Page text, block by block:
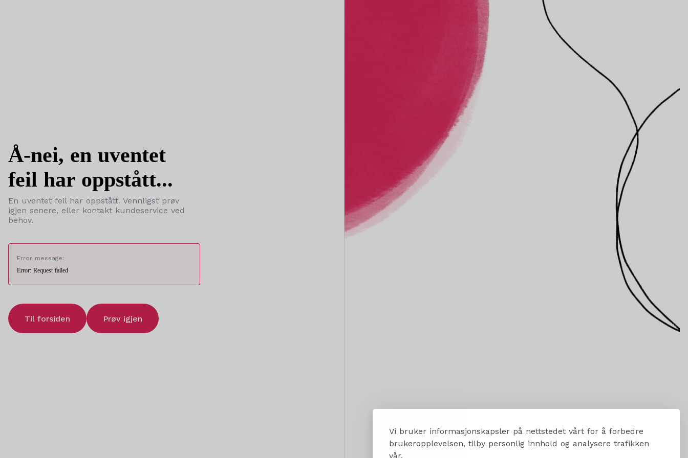
Vi bruker informasjonskapsler på nettstedet vårt for å forbedre
brukeropplevelsen, tilby personlig innhold og analysere trafikken
vår.
Å-nei, en uventet
feil har oppstått...
En uventet feil har oppstått. Vennligst prøv
igjen senere, eller kontakt kundeservice ved
behov.
Error message:
Error: Request failed
Til forsiden Prøv igjen